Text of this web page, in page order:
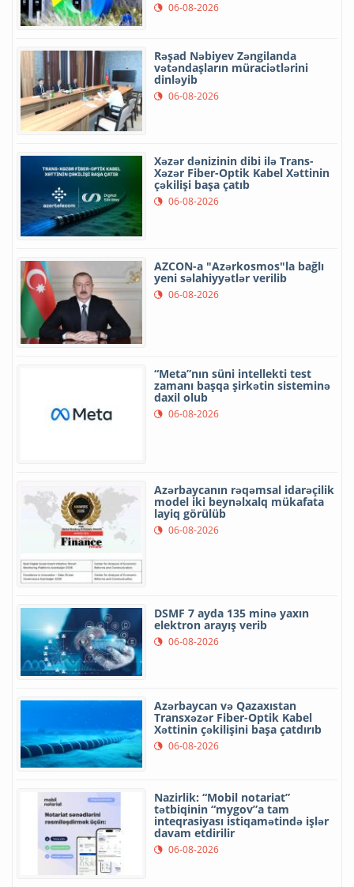
06-08-2026
Rəşad Nəbiyev Zəngilanda
vətəndaşların müraciətlərini
dinləyib
06-08-2026
Xəzər dənizinin dibi ilə Trans-
Xəzər Fiber-Optik Kabel Xəttinin
çəkilişi başa çatıb
06-08-2026
AZCON-a "Azərkosmos"la bağlı
yeni səlahiyyətlər verilib
06-08-2026
“Meta”nın süni intellekti test
zamanı başqa şirkətin sisteminə
daxil olub
06-08-2026
Azərbaycanın rəqəmsal idarəçilik
model iki beynəlxalq mükafata
layiq görülüb
06-08-2026
DSMF 7 ayda 135 minə yaxın
elektron arayış verib
06-08-2026
Azərbaycan və Qazaxıstan
Transxəzər Fiber-Optik Kabel
Xəttinin çəkilişini başa çatdırıb
06-08-2026
Nazirlik: “Mobil notariat”
tətbiqinin “mygov”a tam
inteqrasiyası istiqamətində işlər
davam etdirilir
06-08-2026